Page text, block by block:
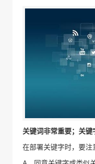
关键词非常重要；关键
在部署关键字时，要注